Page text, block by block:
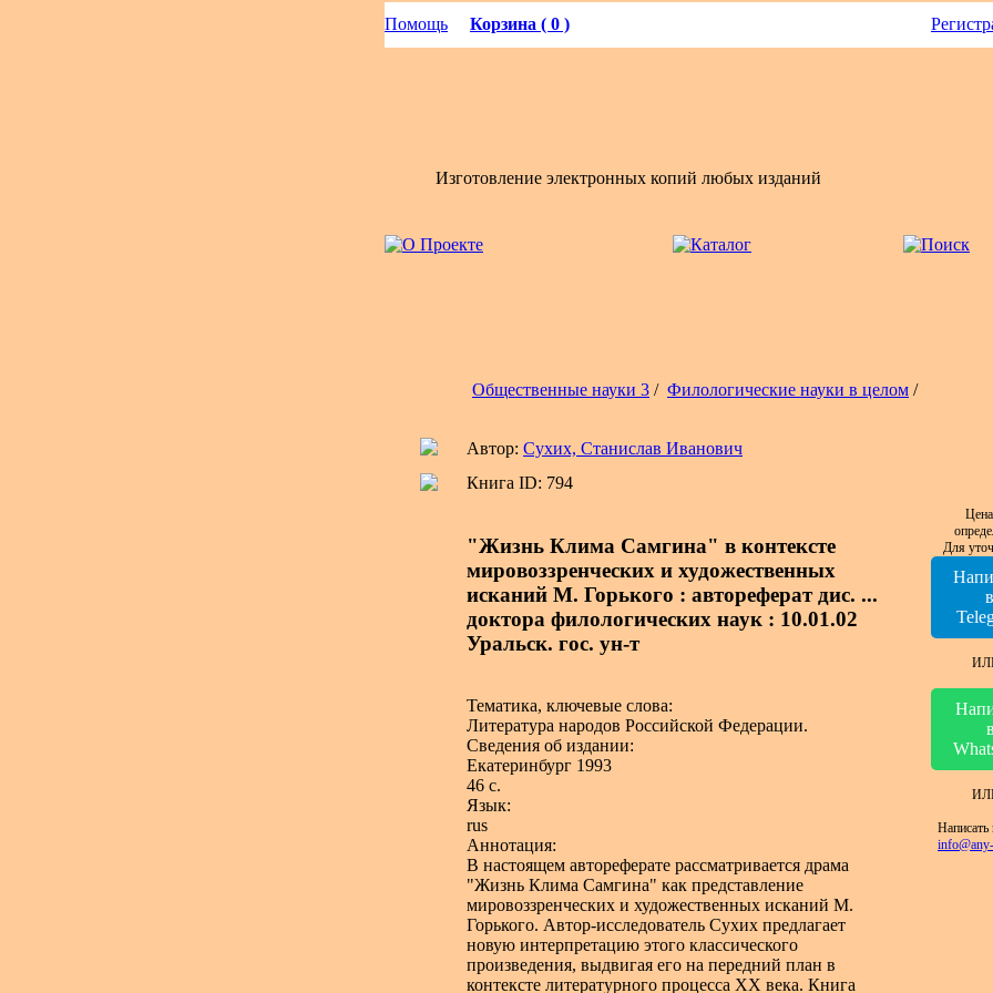
Помощь Корзина ( 0 )
Изготовление электронных копий любых изданий
Общественные науки 3 / Филологические науки в целом /
Автор: Сухих, Станислав Иванович
Книга ID: 794
"Жизнь Клима Самгина" в контексте
мировоззренческих и художественных
исканий М. Горького : автореферат дис. ...
доктора филологических наук : 10.01.02
Уральск. гос. ун-т
Тематика, ключевые слова:
Литература народов Российской Федерации.
Сведения об издании:
Екатеринбург 1993
46 с.
Язык:
rus
Аннотация:
В настоящем автореферате рассматривается драма
"Жизнь Клима Самгина" как представление
мировоззренческих и художественных исканий М.
Горького. Автор-исследователь Сухих предлагает
новую интерпретацию этого классического
произведения, выдвигая его на передний план в
контексте литературного процесса XX века. Книга
Для
в
в
Написать